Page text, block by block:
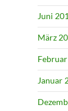
Juni
März
Januar